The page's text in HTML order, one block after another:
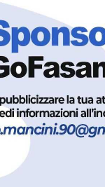
Fasanese ferito a
da fuoco
6 Agosto 2026 18:13
Carta d’identità:
di aperture
Comune di Fasano